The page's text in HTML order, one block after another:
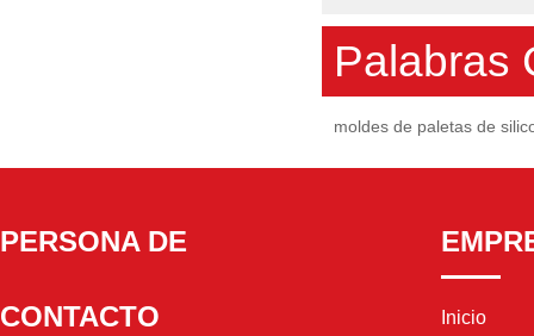
Palabras
moldes de paletas de
PERSONA DE
CONTACTO
Inicio